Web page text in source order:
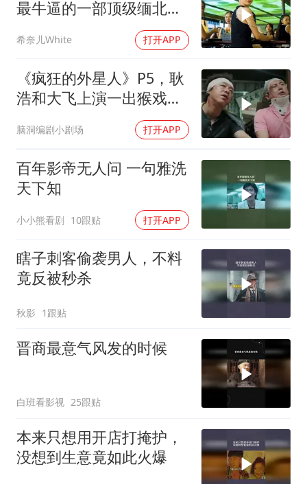
最牛逼的一部顶级缅北犯
希奈儿White 打开APP
《疯狂的外星人》P5，耿
浩和大飞上演一出猴戏，
脑洞编剧小剧场 打开APP
百年影帝无人问 一句雅洗
天下知
小小熊看剧 10跟贴 打开APP
瞎子刺客偷袭男人，不料
竟反被秒杀
秋影 1跟贴
晋商最意气风发的时候
白班看影视 25跟贴
本来只想用开店打掩护，
没想到生意竟如此火爆